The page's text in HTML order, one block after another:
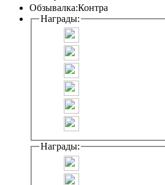
Обзывалка:Контра
Награды:
Награды: